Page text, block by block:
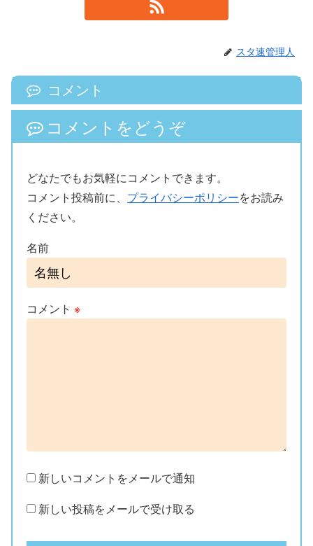
スタ速管理人
コメント
コメントをどうぞ
どなたでもお気軽にコメントできます。
コメント投稿前に、 プライバシーポリシーをお読み
ください。
名前
コメント ※
新しいコメントをメールで通知
新しい投稿をメールで受け取る